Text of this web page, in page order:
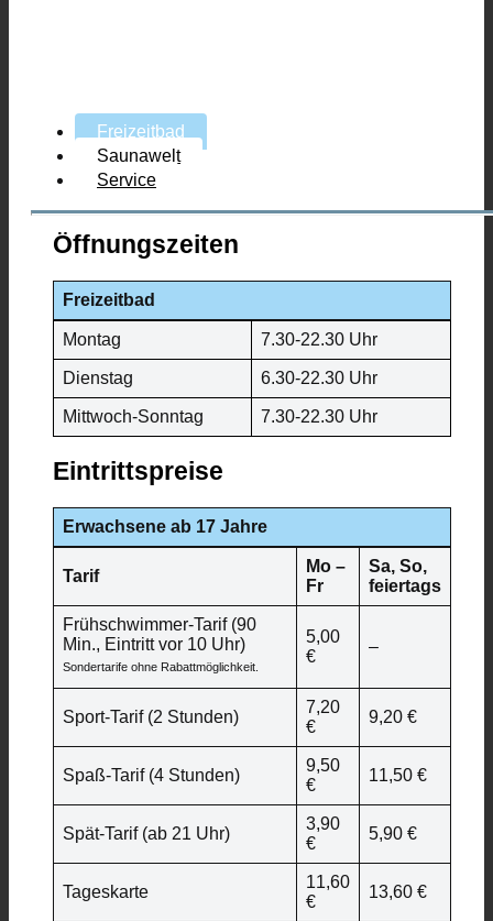
Freizeitbad
Saunawelt
Service
Öffnungszeiten
Freizeitbad
Montag 7.30-22.30 Uhr
Dienstag 6.30-22.30 Uhr
Mittwoch-Sonntag 7.30-22.30 Uhr
Eintrittspreise
Erwachsene ab 17 Jahre
Tarif
Mo –
Fr
Sa, So,
feiertags
Frühschwimmer-Tarif (90
Min., Eintritt vor 10 Uhr)
Sondertarife ohne Rabattmöglichkeit.
5,00
€
–
Sport-Tarif (2 Stunden)
7,20
€
9,20 €
Spaß-Tarif (4 Stunden)
9,50
€
11,50 €
Spät-Tarif (ab 21 Uhr)
3,90
€
5,90 €
Tageskarte
11,60
€
13,60 €